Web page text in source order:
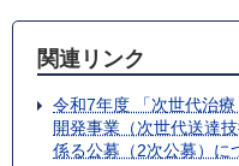
関連リンク
令和7年度 「次世代治
開発事業（次世代送達
係る公募（2次公募）に